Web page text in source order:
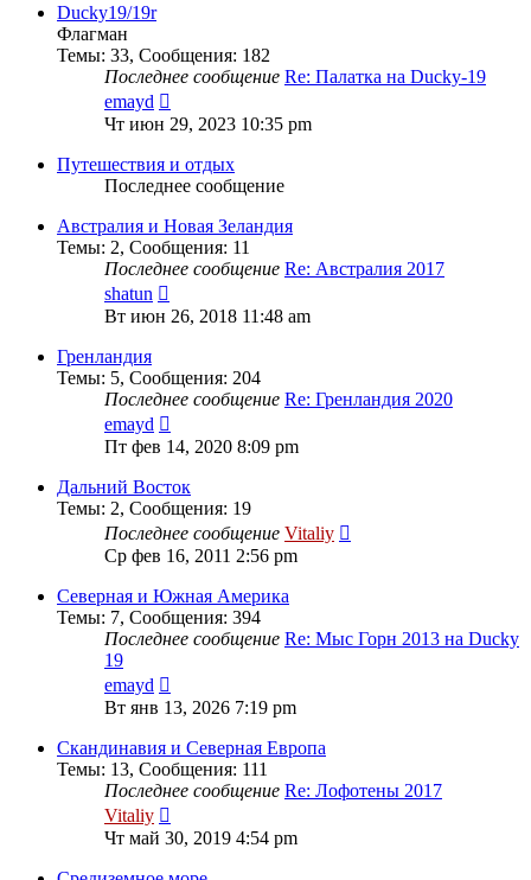
Ducky19/19r
Флагман
Темы: 33, Сообщения: 182
Последнее сообщение Re: Палатка на Ducky-19
emayd
к
последнему
сообщению
Чт июн 29, 2023 10:35 pm
Путешествия и отдых
Последнее сообщение
Австралия и Новая Зеландия
Темы: 2, Сообщения: 11
Последнее сообщение Re: Австралия 2017
shatun
к
последнему
Вт июн 26, 2018 11:48 am
Гренландия
Темы: 5, Сообщения: 204
Последнее сообщение Re: Гренландия 2020
emayd
к
последнему
сообщению
Пт фев 14, 2020 8:09 pm
Дальний Восток
Темы: 2, Сообщения: 19
Последнее сообщение Vitaliy
Ср фев 16, 2011 2:56 pm
Северная и Южная Америка
Темы: 7, Сообщения: 394
Последнее сообщение Re: Мыс Горн 2013 на Ducky
19
emayd
к
последнему
сообщению
Вт янв 13, 2026 7:19 pm
Скандинавия и Северная Европа
Темы: 13, Сообщения: 111
Последнее сообщение Re: Лофотены 2017
Vitaliy
к
последнему
сообщению
Чт май 30, 2019 4:54 pm